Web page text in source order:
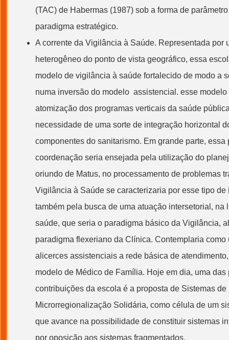
(TAC) de Habermas (1987) sob a forma de
paradigma estratégico.
A corrente da Vigilância à Saúde. Representada por
heterogêneo do ponto de vista geográfico, essa
modelo de vigilância à saúde fortalecido de modo a
numa inversão do modelo assistencial. esse
atomização dos programas verticais da saúde
necessidade de uma sorte de integração horizontal
componentes do sanitarismo. Em grande parte,
coordenação seria ensejada pela utilização do
oriundo de Matus, no processamento de problemas
Vigilância à Saúde se caracterizaria por esse tipo de
também pela busca de uma atuação intersetorial, na
saúde, que seria o paradigma básico da Vigilância,
paradigma flexeriano da Clínica. Contemplaria como
alicerces assistenciais a rede básica de
modelo de Médico de Família. Hoje em dia, uma das
contribuições da escola é a proposta de Sistemas de
Microrregionalização Solidária, como célula de um
que avance na possibilidade de constituir sistemas
por oposição aos sistemas fragmentados.